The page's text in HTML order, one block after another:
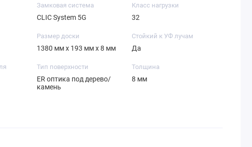
Замковая система
CLIC System 5G
Класс нагрузки
32
Размер доски
1380 мм х 193 мм х 8 мм
Стойкий к УФ лучам
Да
Тип поверхности
ER оптика под дерево/
камень
Толщина
8 мм